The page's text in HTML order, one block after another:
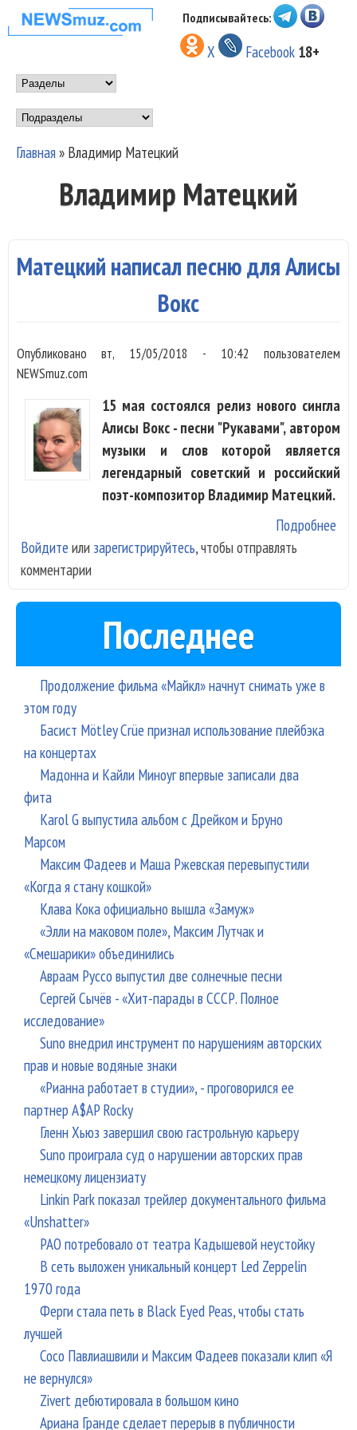
Перейти к основному
содержанию
НОВОСТИ
МУЗЫКИ И
ШОУ БИЗНЕСА
NEWSMUZ.COM
Подписывайтесь:
X Facebook 18+
Main menu
Подразделы
Вы здесь
Главная» Владимир Матецкий
Владимир Матецкий
Матецкий написал песню для Алисы
Вокс
Опубликовановт, 15/05/2018 - 10:42 пользователем
NEWSmuz.com
15 мая состоялся релиз нового сингла
Алисы Вокс - песни "Рукавами", автором
музыки и слов которой является
легендарный советский и российский
поэт-композитор Владимир Матецкий.
Подробнее
для
Войдите или зарегистрируйтесь, чтобы отправлять
комментарии
Последнее
Продолжение фильма «Майкл» начнут снимать уже в
этом году
Басист Mötley Crüe признал использование плейбэка
на концертах
Мадонна и Кайли Миноуг впервые записали два
фита
Karol G выпустила альбом с Дрейком и Бруно
Марсом
Максим Фадеев и Маша Ржевская перевыпустили
«Когда я стану кошкой»
Клава Кока официально вышла «Замуж»
«Элли на маковом поле», Максим Лутчак и
«Смешарики» объединились
Авраам Руссо выпустил две солнечные песни
Сергей Сычёв - «Хит-парады в СССР. Полное
исследование»
Suno внедрил инструмент по нарушениям авторских
прав и новые водяные знаки
«Рианна работает в студии», - проговорился ее
партнер A$AP Rocky
Гленн Хьюз завершил свою гастрольную карьеру
Suno проиграла суд о нарушении авторских прав
немецкому лицензиату
Linkin Park показал трейлер документального фильма
«Unshatter»
РАО потребовало от театра Кадышевой неустойку
В сеть выложен уникальный концерт Led Zeppelin
1970 года
Ферги стала петь в Black Eyed Peas, чтобы стать
лучшей
Сосо Павлиашвили и Максим Фадеев показали клип «Я
не вернулся»
Zivert дебютировала в большом кино
Ариана Гранде сделает перерыв в публичности